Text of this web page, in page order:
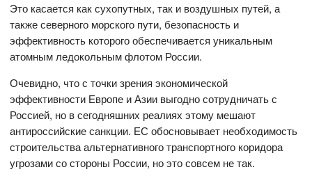
Это касается как сухопутных, так и воздушных путей, а
также северного морского пути, безопасность и
эффективность которого обеспечивается уникальным
атомным ледокольным флотом России.
Очевидно, что с точки зрения экономической
эффективности Европе и Азии выгодно сотрудничать с
Россией, но в сегодняшних реалиях этому мешают
антироссийские санкции. ЕС обосновывает необходимость
строительства альтернативного транспортного коридора
угрозами со стороны России, но это совсем не так.